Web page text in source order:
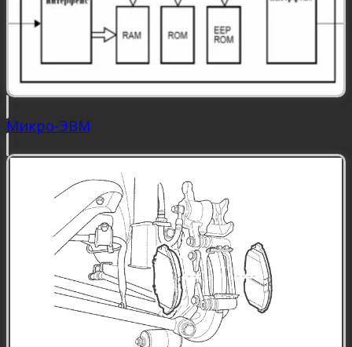
Микро-ЭВМ